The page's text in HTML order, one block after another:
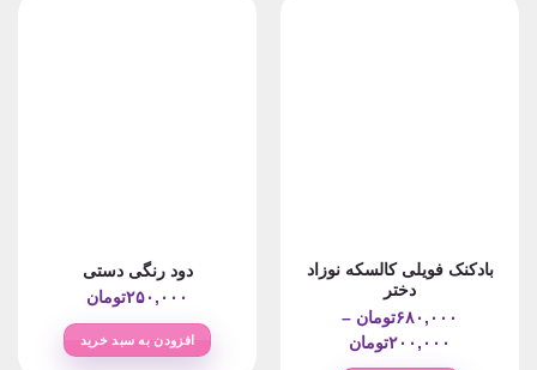
بادکنک فویلی کالسکه نوزاد
دختر
۶۸۰,۰۰۰تومان –
۲۰۰,۰۰۰تومان
دود رنگی دستی
۲۵۰,۰۰۰تومان
افزودن به سبد خرید